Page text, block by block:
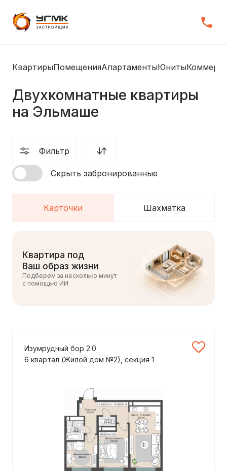
Квартира под
Ваш образ жизни
Подберем за несколько минут
с помощью ИИ
КвартирыПомещенияАпартаментыЮниты
Двухкомнатные квартиры
на Эльмаше
Фильтр
Скрыть забронированные
Карточки Шахматка
Изумрудный бор 2.0
6 квартал (Жилой дом №2), секция 1